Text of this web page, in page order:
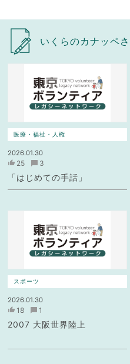
いくらのカナッペ
医療・福祉・人権
2026.01.30
25 3
「はじめての手話」
スポーツ
2026.01.30
18 1
2007 大阪世界陸上